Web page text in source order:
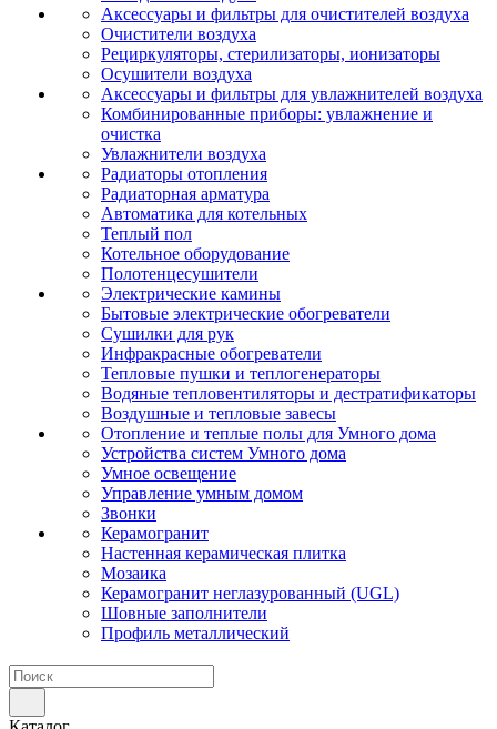
Аксессуары и фильтры для очистителей воздуха
Очистители воздуха
Рециркуляторы, стерилизаторы, ионизаторы
Осушители воздуха
Аксессуары и фильтры для увлажнителей воздуха
Комбинированные приборы: увлажнение и
очистка
Увлажнители воздуха
Радиаторы отопления
Радиаторная арматура
Автоматика для котельных
Теплый пол
Котельное оборудование
Полотенцесушители
Электрические камины
Бытовые электрические обогреватели
Сушилки для рук
Инфракрасные обогреватели
Тепловые пушки и теплогенераторы
Водяные тепловентиляторы и дестратификаторы
Воздушные и тепловые завесы
Отопление и теплые полы для Умного дома
Устройства систем Умного дома
Умное освещение
Управление умным домом
Звонки
Керамогранит
Настенная керамическая плитка
Мозаика
Керамогранит неглазурованный (UGL)
Шовные заполнители
Профиль металлический